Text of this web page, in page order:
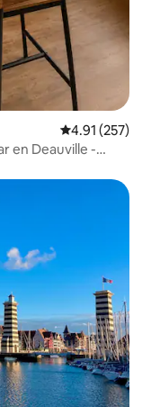
Calificación
4.91 (257)
en Deauville -